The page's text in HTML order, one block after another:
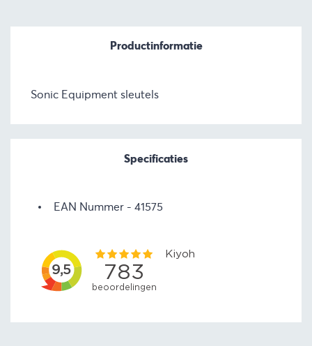
Productinformatie
Sonic Equipment sleutels
Specificaties
EAN Nummer 41575